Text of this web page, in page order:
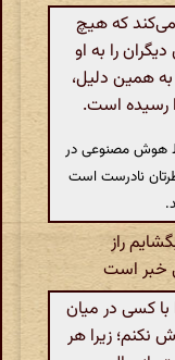
که هیچ
را به او
همین دلیل،
رسیده است.
هوش مصنوعی در
نادرست است
راز
خبر است
کسی در میان
نکنم؛ زیرا هر